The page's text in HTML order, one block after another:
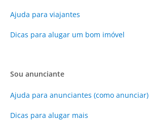
Ajuda para viajantes
Dicas para alugar um bom imóvel
Sou anunciante
Ajuda para anunciantes (como anunciar)
Dicas para alugar mais